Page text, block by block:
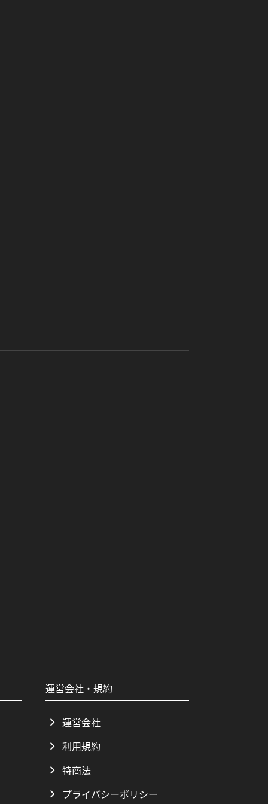
運営会社・規約
運営会社
利用規約
特商法
プライバシーポリシー